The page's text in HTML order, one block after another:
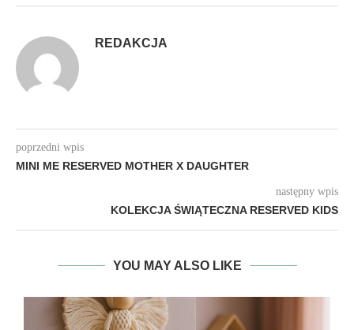
REDAKCJA
poprzedni wpis
MINI ME RESERVED MOTHER X DAUGHTER
następny wpis
KOLEKCJA ŚWIĄTECZNA RESERVED KIDS
YOU MAY ALSO LIKE